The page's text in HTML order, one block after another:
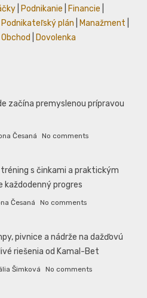
Podnikanie Financie
Podnikateľský plán Manažment
Obchod Dovolenka
začína premyslenou prípravou
Česaná No comments
s činkami a praktickým
každodenný progres
Česaná No comments
pivnice a nádrže na dažďovú
riešenia od Kamal-Bet
Šimková No comments